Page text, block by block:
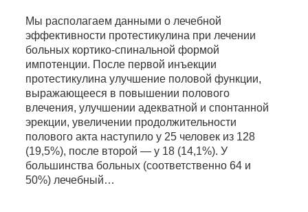
Мы располагаем данными о лечебной
эффективности протестикулина при лечении
больных кортико-спинальной формой
импотенции. После первой инъекции
протестикулина улучшение половой функции,
выражающееся в повышении полового
влечения, улучшении адекватной и спонтанной
эрекции, увеличении продолжительности
полового акта наступило у 25 человек из 128
(19,5%), после второй — у 18 (14,1%). У
большинства больных (соответственно 64 и
50%) лечебный…